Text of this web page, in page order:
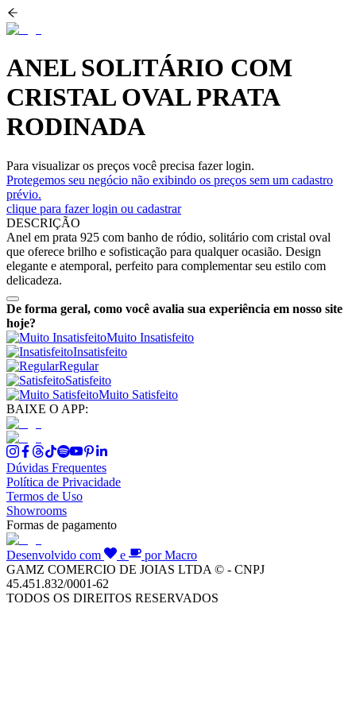
ANEL SOLITÁRIO COM
CRISTAL OVAL PRATA
RODINADA
Para visualizar os preços você precisa fazer login.
Protegemos seu negócio não exibindo os preços sem um cadastro
prévio.
clique para fazer login ou cadastrar
DESCRIÇÃO
Anel em prata 925 com banho de ródio, solitário com cristal oval
que oferece brilho e sofisticação para qualquer ocasião. Design
elegante e atemporal, perfeito para complementar seu estilo com
delicadeza.
De forma geral, como você avalia sua experiência em nosso site
hoje?
Muito Insatisfeito
Insatisfeito
Regular
Satisfeito
Muito Satisfeito
BAIXE O APP:
Dúvidas Frequentes
Política de Privacidade
Termos de Uso
Showrooms
Formas de pagamento
Desenvolvido com e
por Macro
GAMZ COMERCIO DE JOIAS LTDA © - CNPJ
45.451.832/0001-62
TODOS OS DIREITOS RESERVADOS